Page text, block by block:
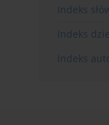
Indeks
Indeks
Indeks